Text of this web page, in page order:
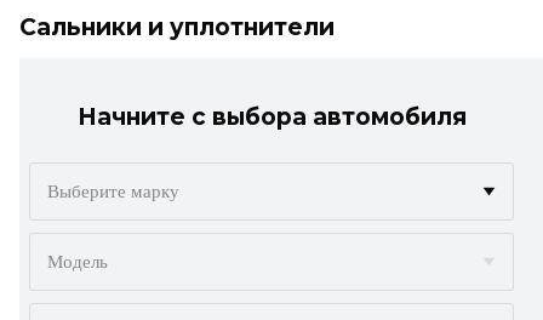
Сальники и уплотнители
Начните с выбора автомобиля
Выберите марку
ALFA ROMEO
Модель